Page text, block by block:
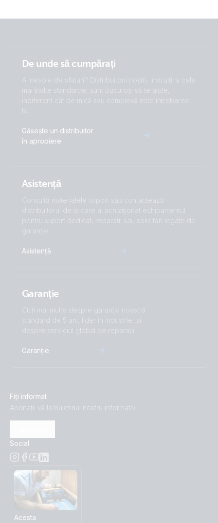
De unde să cumpărați
Ai nevoie de sfaturi? Distribuitorii noștri, instruiți la cele
mai înalte standarde, sunt bucuroși să te ajute,
indiferent cât de mică sau complexă este întrebarea
ta.
Găsește un distribuitor
în apropiere
Asistență
Consultă materialele suport sau contactează
distribuitorul de la care ai achiziționat echipamentul
pentru suport dedicat, reparații sau solicitări legate de
garanție.
Asistență
Garanție
Citiți mai multe despre garanția noastră
standard de 5 ani, lider în industrie, și
despre serviciul global de reparații.
Garanție
Fiți informat
Abonați-vă la buletinul nostru informativ
Social
Acesta